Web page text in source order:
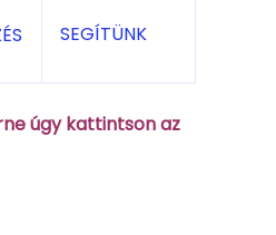
SEGÍTÜNK
úgy kattintson az